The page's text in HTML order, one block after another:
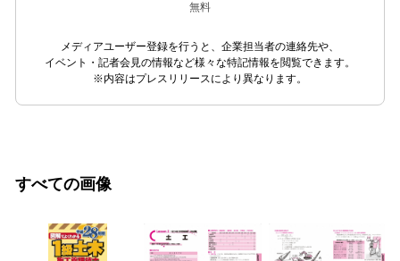
無料
メディアユーザー登録を行うと、企業担当者の連絡先や、
イベント・記者会見の情報など様々な特記情報を閲覧できます。
※内容はプレスリリースにより異なります。
すべての画像